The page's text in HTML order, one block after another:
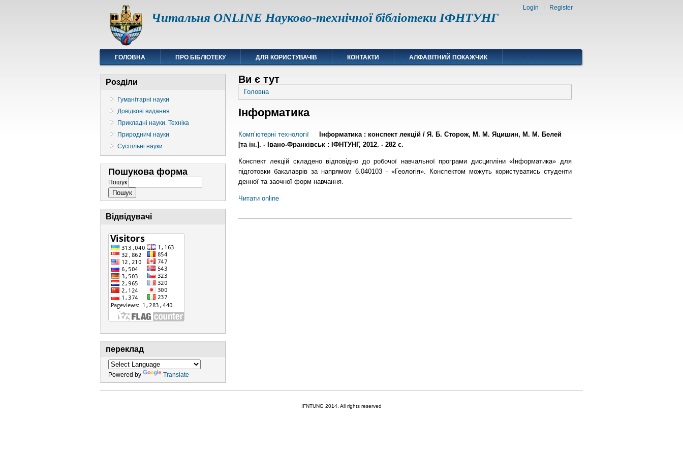
Читальня ONLINE Науково-технічної бібліотеки ІФНТУНГ
Login Register
ГОЛОВНА ПРО БІБЛІОТЕКУ ДЛЯ КОРИСТУВАЧІВ КОНТАКТИ АЛФАВІТНИЙ ПОКАЖЧИК
Розділи
Гуманітарні науки
Довідкові видання
Прикладні науки. Техніка
Природничі науки
Суспільні науки
Пошукова форма
Пошук
Відвідувачі
переклад
Powered by Translate
Ви є тут
Головна
Інформатика
Комп’ютерні технології
Інформатика : конспект лекцій / Я. Б. Сторож, М. М. Яцишин, М. М. Белей
[та ін.]. - Івано-Франківськ : ІФНТУНГ, 2012. - 282 с.
Конспект лекцій складено відповідно до робочої навчальної програми дисципліни «Інформатика» для
підготовки бакалаврів за напрямом 6.040103 - «Геологія». Конспектом можуть користуватись студенти
денної та заочної форм навчання.
Читати online
IFNTUNG 2014. All rights reserved